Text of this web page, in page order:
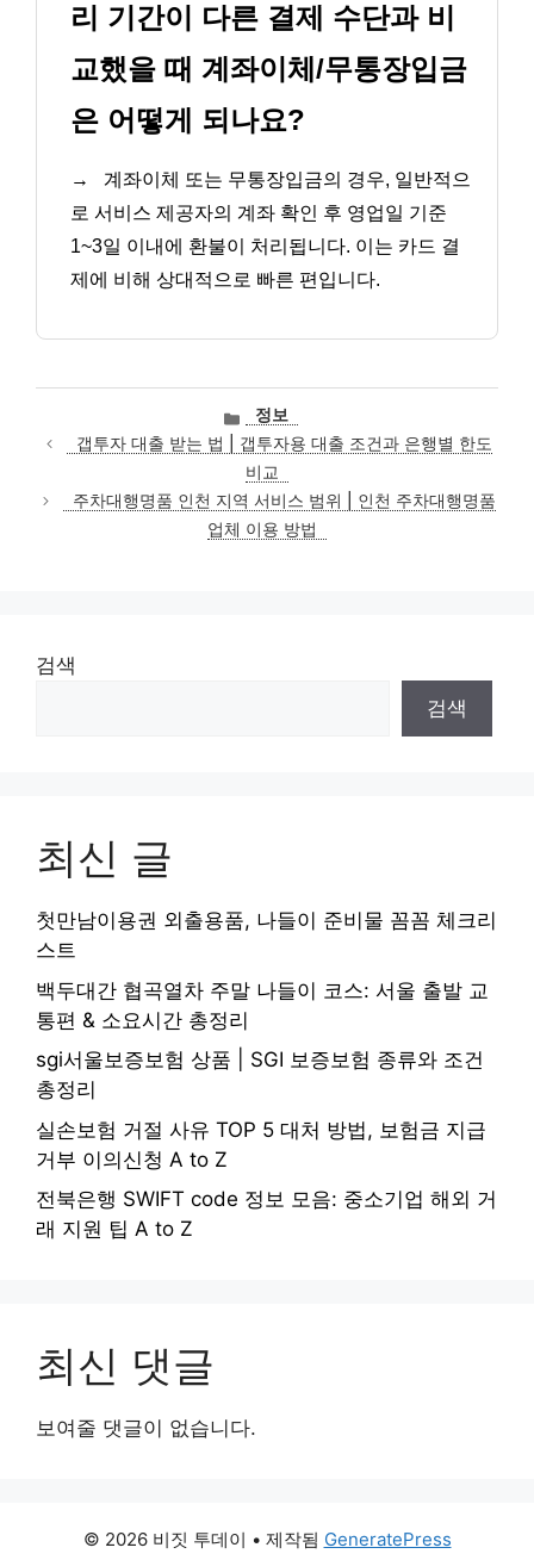
리 기간이 다른 결제 수단과 비
교했을 때 계좌이체/무통장입금
은 어떻게 되나요?
→
계좌이체 또는 무통장입금의 경우, 일반적으
로 서비스 제공자의 계좌 확인 후 영업일 기준
1~3일 이내에 환불이 처리됩니다. 이는 카드 결
제에 비해 상대적으로 빠른 편입니다.
카
테
고
리
정보
갭투자 대출 받는 법 | 갭투자용 대출 조건과 은행별 한도
비교
주차대행명품 인천 지역 서비스 범위 | 인천 주차대행명품
업체 이용 방법
검색
검색
최신 글
첫만남이용권 외출용품, 나들이 준비물 꼼꼼 체크리
스트
백두대간 협곡열차 주말 나들이 코스: 서울 출발 교
통편 & 소요시간 총정리
sgi서울보증보험 상품 | SGI 보증보험 종류와 조건
총정리
실손보험 거절 사유 TOP 5 대처 방법, 보험금 지급
거부 이의신청 A to Z
전북은행 SWIFT code 정보 모음: 중소기업 해외 거
래 지원 팁 A to Z
최신 댓글
보여줄 댓글이 없습니다.
© 2026 비짓 투데이 • 제작됨 GeneratePress